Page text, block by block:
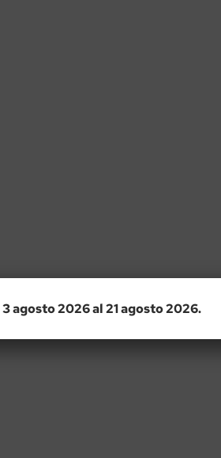
agosto 2026 al 21 agosto 2026.